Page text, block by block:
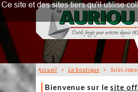
Accueil >La boutique > Scies
Accueil
Bienvenue sur lesite
Ce site et des sites tiers qu'il utilise